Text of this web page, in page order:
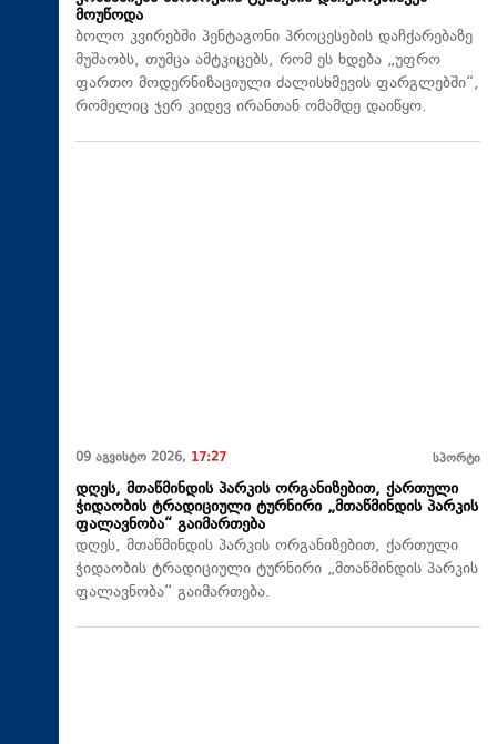
მოუწოდა
ბოლო კვირებში პენტაგონი პროცესების დაჩქარებაზე
მუშაობს, თუმცა ამტკიცებს, რომ ეს ხდება „უფრო
ფართო მოდერნიზაციული ძალისხმევის ფარგლებში“,
რომელიც ჯერ კიდევ ირანთან ომამდე დაიწყო.
09 აგვისტო 2026, 17:27 სპორტი
დღეს, მთაწმინდის პარკის ორგანიზებით, ქართული
ჭიდაობის ტრადიციული ტურნირი „მთაწმინდის პარკის
ფალავნობა“ გაიმართება
დღეს, მთაწმინდის პარკის ორგანიზებით, ქართული
ჭიდაობის ტრადიციული ტურნირი „მთაწმინდის პარკის
ფალავნობა“ გაიმართება.